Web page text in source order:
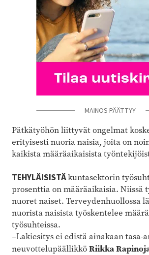
MAINOS PÄÄTTYY
Pätkätyöhön liittyvät ongelmat
erityisesti nuoria naisia, joita on
kaikista määräaikaisista
TEHYLÄISISTÄkuntasektorin
prosenttia on määräaikaisia. Niissä
nuoret naiset. Terveydenhuollossa
nuorista naisista työskentelee
työsuhteissa.
–Lakiesitys ei edistä ainakaan tasa-
neuvottelupäällikköRiikka